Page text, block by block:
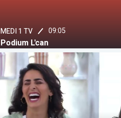
MEDI 1 TV 09:05
Podium L'can